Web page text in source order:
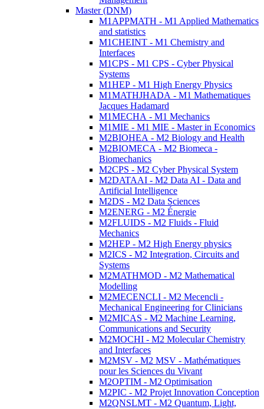
Master (DNM)
M1APPMATH - M1 Applied Mathematics
and statistics
M1CHEINT - M1 Chemistry and
Interfaces
M1CPS - M1 CPS - Cyber Physical
Systems
M1HEP - M1 High Energy Physics
M1MATHJHADA - M1 Mathematiques
Jacques Hadamard
M1MECHA - M1 Mechanics
M1MIE - M1 MIE - Master in Economics
M2BIOHEA - M2 Biology and Health
M2BIOMECA - M2 Biomeca -
Biomechanics
M2CPS - M2 Cyber Physical System
M2DATAAI - M2 Data AI - Data and
Artificial Intelligence
M2DS - M2 Data Sciences
M2ENERG - M2 Énergie
M2FLUIDS - M2 Fluids - Fluid
Mechanics
M2HEP - M2 High Energy physics
M2ICS - M2 Integration, Circuits and
Systems
M2MATHMOD - M2 Mathematical
Modelling
M2MECENCLI - M2 Mecencli -
Mechanical Engineering for Clinicians
M2MICAS - M2 Machine Learning,
Communications and Security
M2MOCHI - M2 Molecular Chemistry
and Interfaces
M2MSV - M2 MSV - Mathématiques
pour les Sciences du Vivant
M2OPTIM - M2 Optimisation
M2PIC - M2 Projet Innovation Conception
M2QNSLMT - M2 Quantum, Light,